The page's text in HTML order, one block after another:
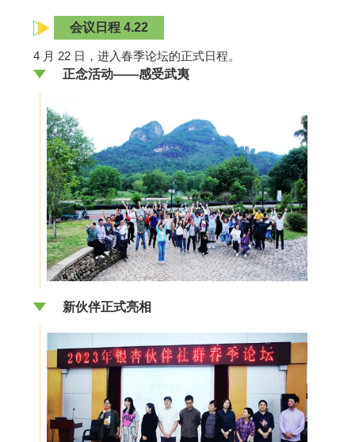
会议日程 4.22
4 月 22 日，进入春季论坛的正式日程。
正念活动——感受武夷
新伙伴正式亮相